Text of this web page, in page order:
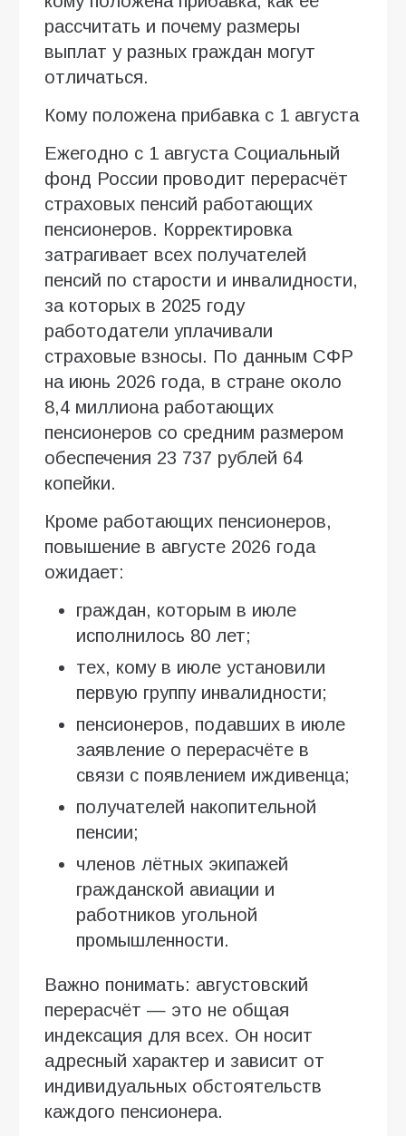
рассчитать и почему размеры
выплат у разных граждан могут
отличаться.
Кому положена прибавка с 1 августа
Ежегодно с 1 августа Социальный
фонд России проводит перерасчёт
страховых пенсий работающих
пенсионеров. Корректировка
затрагивает всех получателей
пенсий по старости и инвалидности,
за которых в 2025 году
работодатели уплачивали
страховые взносы. По данным СФР
на июнь 2026 года, в стране около
8,4 миллиона работающих
пенсионеров со средним размером
обеспечения 23 737 рублей 64
копейки.
Кроме работающих пенсионеров,
повышение в августе 2026 года
ожидает:
граждан, которым в июле
исполнилось 80 лет;
тех, кому в июле установили
первую группу инвалидности;
пенсионеров, подавших в июле
заявление о перерасчёте в
связи с появлением иждивенца;
получателей накопительной
пенсии;
членов лётных экипажей
гражданской авиации и
работников угольной
промышленности.
Важно понимать: августовский
перерасчёт — это не общая
индексация для всех. Он носит
адресный характер и зависит от
индивидуальных обстоятельств
каждого пенсионера.